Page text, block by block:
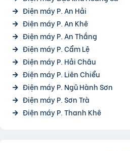
Điện máy P. An Hải
Điện máy P. An Khê
Điện máy P. An Thắng
Điện máy P. Cẩm Lệ
Điện máy P. Hải Châu
Điện máy P. Liên Chiểu
Điện máy P. Ngũ Hành Sơn
Điện máy P. Sơn Trà
Điện máy P. Thanh Khê